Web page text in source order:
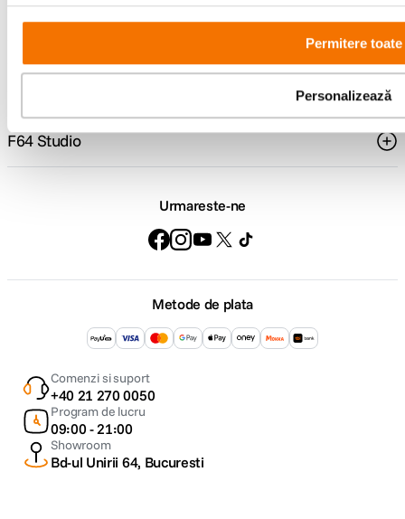
Permitere toate
Personalizează
F64 Studio
Urmareste-ne
Metode de plata
Comenzi si suport
+40 21 270 0050
Program de lucru
09:00 - 21:00
Showroom
Bd-ul Unirii 64, Bucuresti